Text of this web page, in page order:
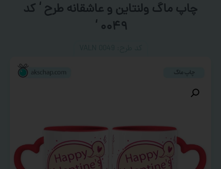
چاپ ماگ ولنتاین و عاشقانه طرح ‘ کد
۰۰۴۹ ‘